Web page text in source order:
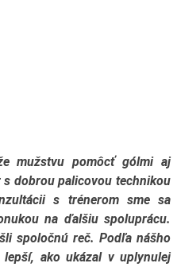
mužstvu pomôcť gólmi aj
dobrou palicovou technikou
s trénerom sme sa
na ďalšiu spoluprácu.
spoločnú reč. Podľa nášho
ako ukázal v uplynulej